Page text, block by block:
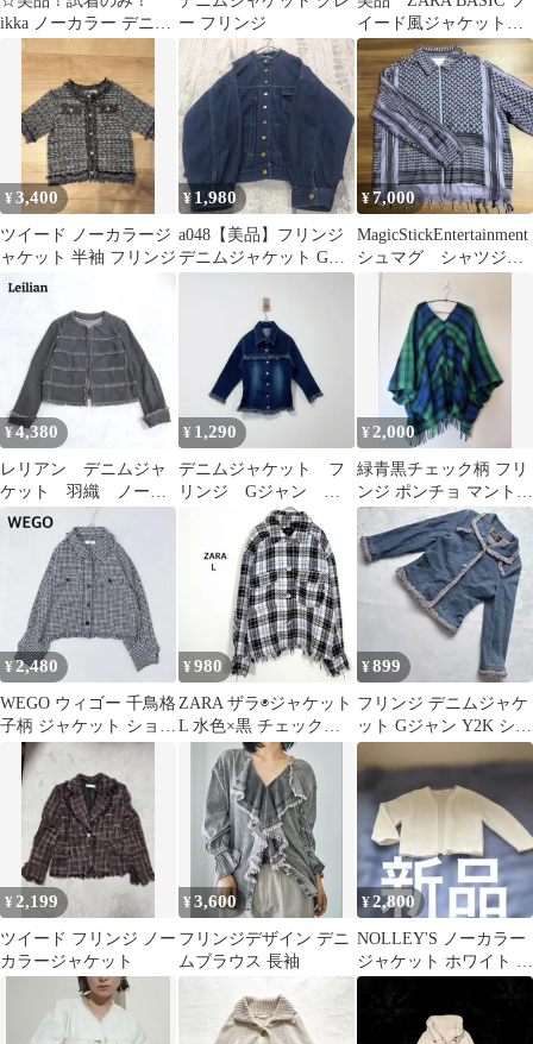
ikka ノーカラー デニム
ジャケットL
ー フリンジ
イード風ジャケット
フリンジ
¥3,400
ツイード ノーカラージ
ャケット 半袖 フリンジ
¥ 1,980
a048【美品】フリンジ
デニムジャケット Gジ
¥7,000
MagicStickEntertainment
シュマグ シャツジャ
ケット 希少
¥4,380
レリアン デニムジャ
ケット 羽織 ノーカ
ラー フリンジ 日本
製 ストレッチ L
¥ 1,290
デニムジャケット フ
リンジ Gジャン カ
ジュアル 七分袖
¥2,000
緑青黒チェック柄 フリ
ンジ ポンチョ マント
ケープコート 古着MIX
羽織り
¥2,480
WEGO ウィゴー 千鳥格
子柄 ジャケット ショー
ト丈 フリンジ モノトー
¥980
ZARA ザラ◉ジャケット
L 水色×黒 チェック柄
厚手 ツイード カジュア
¥899
フリンジ デニムジャケ
ット Gジャン Y2K ショ
ート丈 レディース M
¥ 2,199
ツイード フリンジ ノー
カラージャケット
¥3,600
フリンジデザイン デニ
ムブラウス 長袖
¥2,800
NOLLEY'S ノーカラー
ジャケット ホワイト フ
リンジ 7部袖